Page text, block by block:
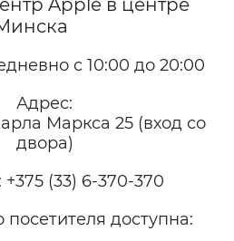
с 10:00 до 20:00
Адрес:
Маркса 25 (вход со
двора)
+375 (33) 6-370-370
доступна: